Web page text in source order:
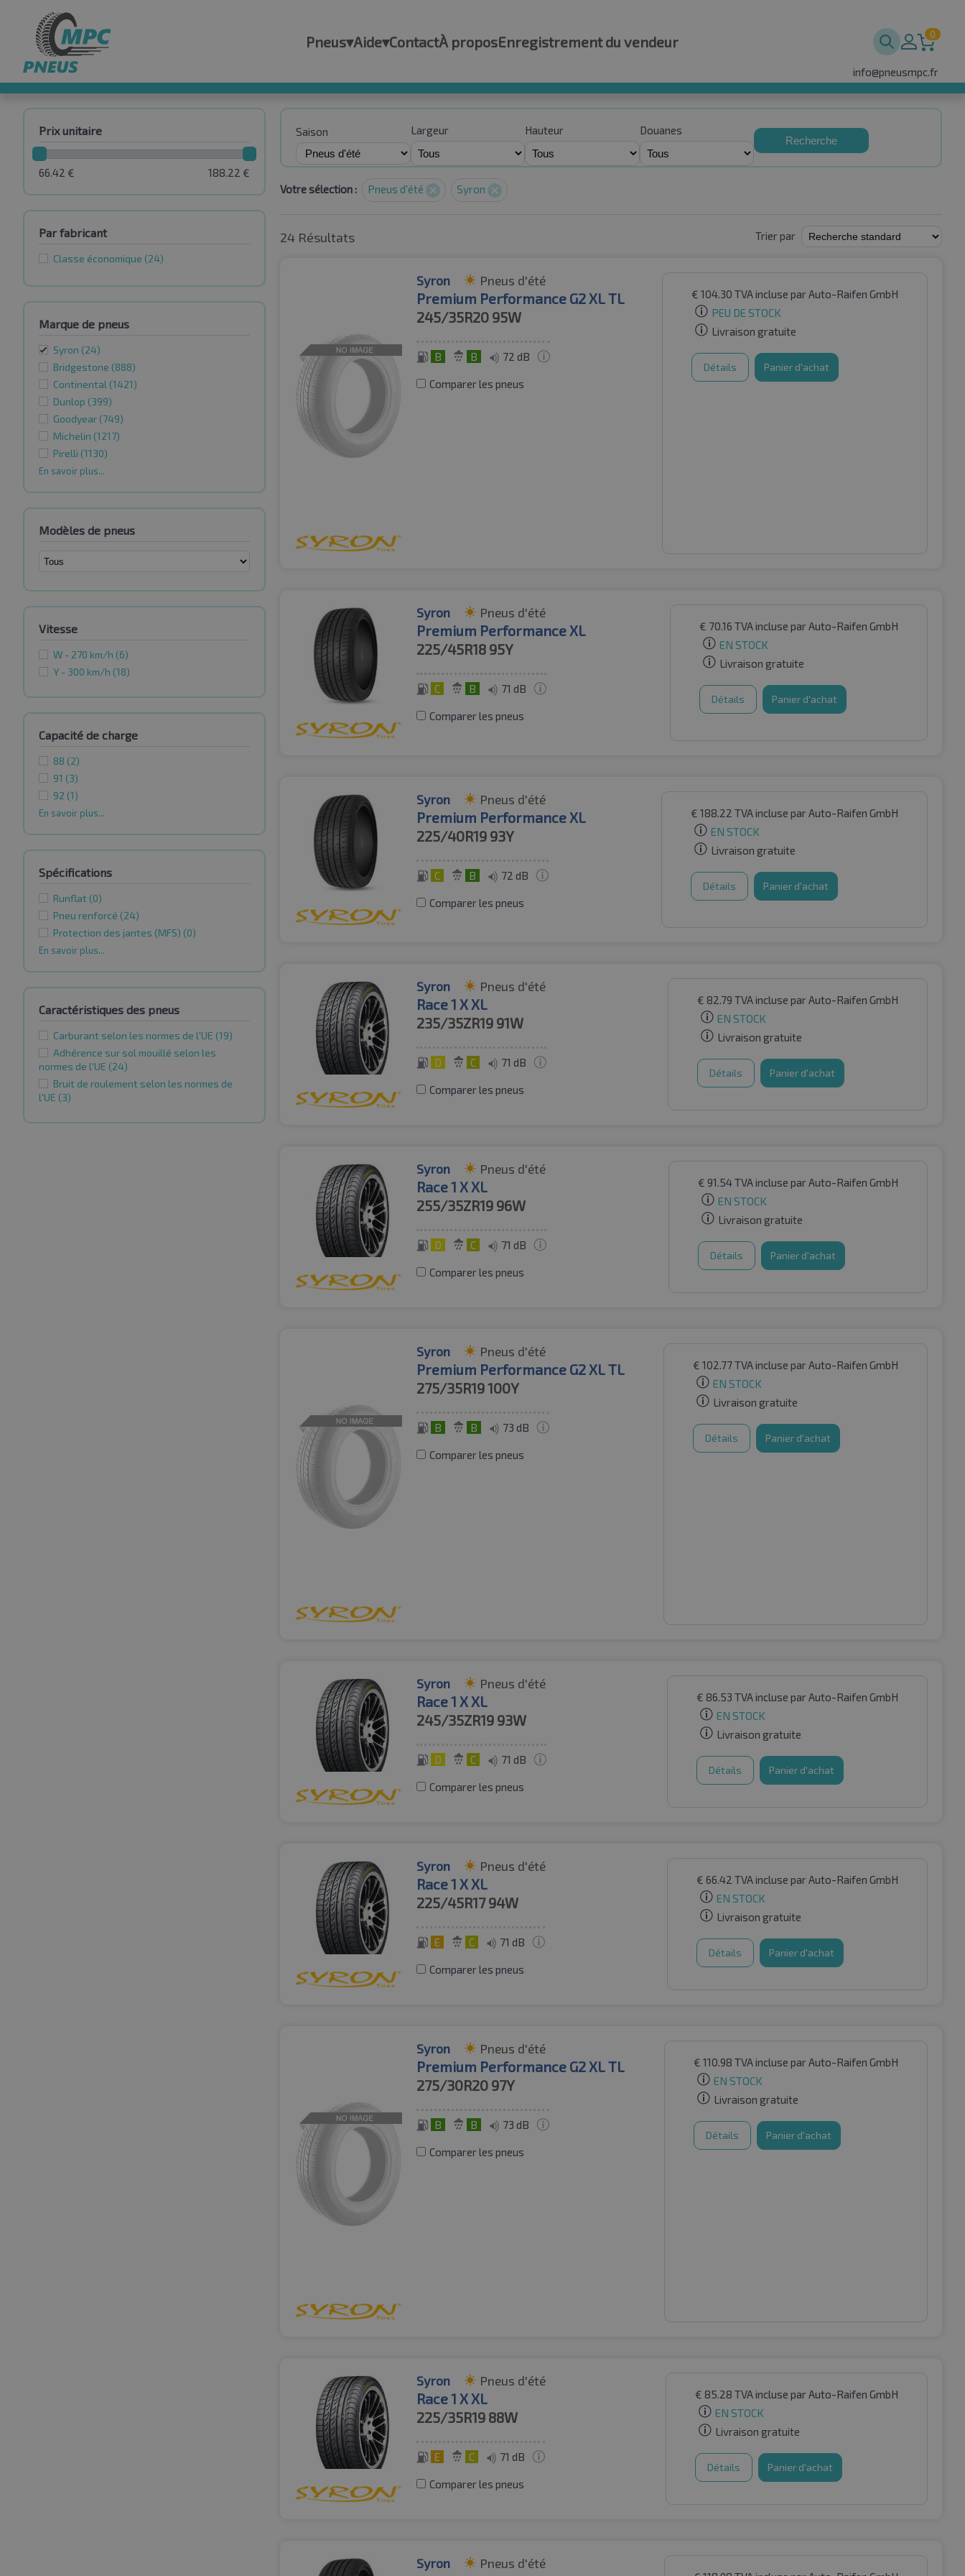
Pneus▾Aide▾ContactÀ proposEnregistrement du vendeur 0
info@pneusmpc.fr
Prix unitaire
188.22 €
66.42 €
Par fabricant
Classe économique (24)
Marque de pneus
Syron (24)
Bridgestone (888)
Continental (1421)
Dunlop (399)
Goodyear (749)
Michelin (1217)
Pirelli (1130)
En savoir plus...
Modèles de pneus
Vitesse
W - 270 km/h (6)
Y - 300 km/h (18)
Capacité de charge
88 (2)
91 (3)
92 (1)
En savoir plus...
Spécifications
Runflat (0)
Pneu renforcé (24)
Protection des jantes (MFS) (0)
En savoir plus...
Caractéristiques des pneus
Carburant selon les normes de l'UE (19)
Adhérence sur sol mouillé selon les
normes de l'UE (24)
Bruit de roulement selon les normes de
l'UE (3)
Saison Largeur Hauteur Douanes
Recherche
Votre sélection : Pneus d'été Syron
24 Résultats Trier par
Syron Pneus d'été
Premium Performance G2 XL TL
245/35R20 95W
B B 72 dB
Comparer les pneus
€ 104.30 TVA incluse par Auto-Raifen GmbH
PEU DE STOCK
Livraison gratuite
Détails Panier d'achat
Syron Pneus d'été
Premium Performance XL
225/45R18 95Y
C B 71 dB
Comparer les pneus
€ 70.16 TVA incluse par Auto-Raifen GmbH
EN STOCK
Livraison gratuite
Détails Panier d'achat
Syron Pneus d'été
Premium Performance XL
225/40R19 93Y
C B 72 dB
Comparer les pneus
€ 188.22 TVA incluse par Auto-Raifen GmbH
EN STOCK
Livraison gratuite
Détails Panier d'achat
Syron Pneus d'été
Race 1 X XL
235/35ZR19 91W
D C 71 dB
Comparer les pneus
€ 82.79 TVA incluse par Auto-Raifen GmbH
EN STOCK
Livraison gratuite
Détails Panier d'achat
Syron Pneus d'été
Race 1 X XL
255/35ZR19 96W
D C 71 dB
Comparer les pneus
€ 91.54TVA incluse par Auto-Raifen GmbH
EN STOCK
Livraison gratuite
Détails Panier d'achat
Syron Pneus d'été
Premium Performance G2 XL TL
275/35R19100Y
B B 73 dB
Comparer les pneus
€ 102.77TVA incluse par Auto-Raifen GmbH
EN STOCK
Livraison gratuite
Détails Panier d'achat
Syron Pneus d'été
Race 1 X XL
245/35ZR19 93W
D C 71 dB
Comparer les pneus
€ 86.53 TVA incluse par Auto-Raifen GmbH
EN STOCK
Livraison gratuite
Détails Panier d'achat
Syron Pneus d'été
Race 1 X XL
225/45R1794W
E C 71 dB
Comparer les pneus
€ 66.42 TVA incluse par Auto-Raifen GmbH
EN STOCK
Livraison gratuite
Détails Panier d'achat
Syron Pneus d'été
Premium Performance G2 XL TL
275/30R20 97Y
B B 73 dB
Comparer les pneus
€ 110.98 TVA incluse par Auto-Raifen GmbH
EN STOCK
Livraison gratuite
Détails Panier d'achat
Syron Pneus d'été
Race 1 X XL
225/35R19 88W
E C 71 dB
Comparer les pneus
€ 85.28 TVA incluse par Auto-Raifen GmbH
EN STOCK
Livraison gratuite
Détails Panier d'achat
Syron Pneus d'été